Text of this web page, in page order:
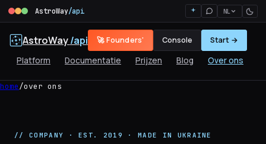
AstroWay/api NL
AstroWay/api
Platform Documentatie Prijzen Blog Over ons
🚀 Founders' Console Start →
home/over ons
// COMPANY · EST. 2019 · MADE IN UKRAINE